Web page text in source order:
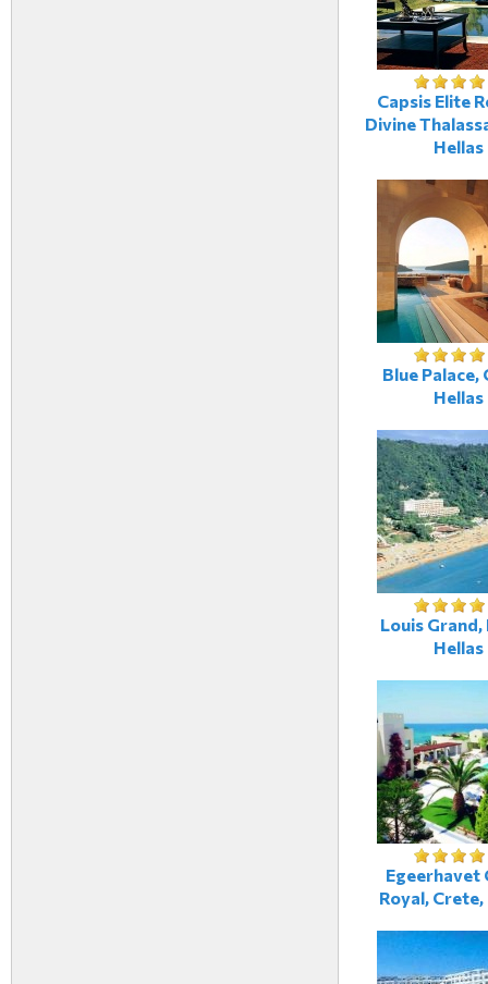
Capsis Elite
Divine
Hellas
Blue Palace,
Hellas
Louis
Hellas
Egeerhavet
Royal, Crete,